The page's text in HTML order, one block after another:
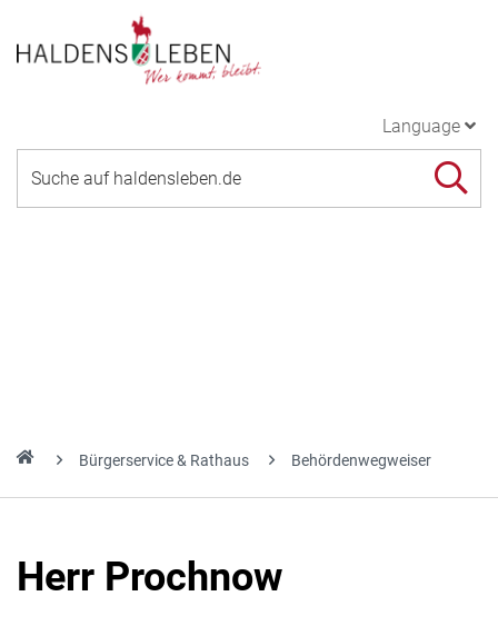
Language
Bürgerservice & Rathaus Behördenwegweiser
Herr Prochnow